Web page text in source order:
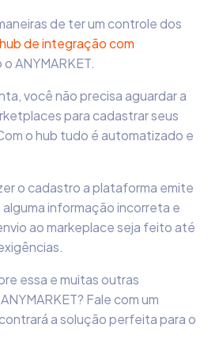
de ter um controle dos
hub de integração com
ANYMARKET.
você não precisa aguardar a
para cadastrar seus
o hub tudo é automatizado e
o cadastro a plataforma emite
alguma informação incorreta e
ao markeplace seja feito até
essa e muitas outras
Fale com um
a solução perfeita para o